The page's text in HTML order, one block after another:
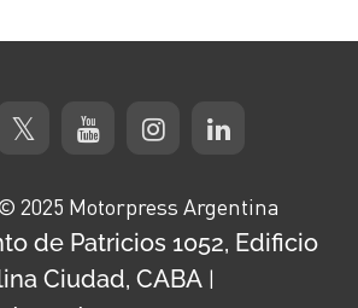
2025 Motorpress Argentina
de Patricios 1052, Edificio
Ciudad, CABA |